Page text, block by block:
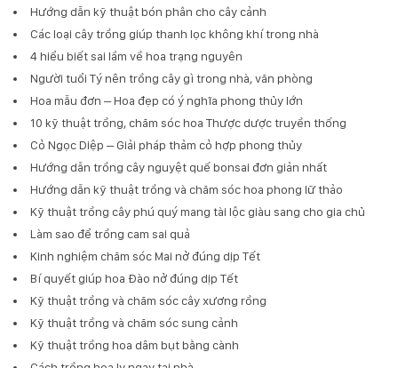
Hướng dẫn kỹ thuật bón phân cho cây cảnh
Các loại cây trồng giúp thanh lọc không khí trong nhà
4 hiểu biết sai lầm về hoa trạng nguyên
Người tuổi Tý nên trồng cây gì trong nhà, văn phòng
Hoa mẫu đơn – Hoa đẹp có ý nghĩa phong thủy lớn
10 kỹ thuật trồng, chăm sóc hoa Thược dược truyền thống
Cỏ Ngọc Diệp – Giải pháp thảm cỏ hợp phong thủy
Hướng dẫn trồng cây nguyệt quế bonsai đơn giản nhất
Hướng dẫn kỹ thuật trồng và chăm sóc hoa phong lữ thảo
Kỹ thuật trồng cây phú quý mang tài lộc giàu sang cho gia chủ
Làm sao để trồng cam sai quả
Kinh nghiệm chăm sóc Mai nở đúng dịp Tết
Bí quyết giúp hoa Đào nở đúng dịp Tết
Kỹ thuật trồng và chăm sóc cây xương rồng
Kỹ thuật trồng và chăm sóc sung cảnh
Kỹ thuật trồng hoa dâm bụt bằng cành